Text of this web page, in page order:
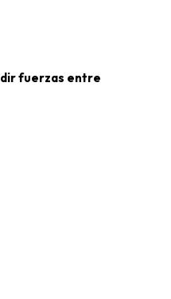
fuerzas entre